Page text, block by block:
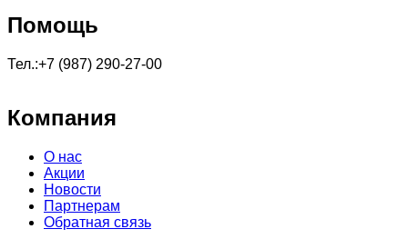
Помощь
Тел.:+7 (987) 290-27-00
Компания
О нас
Акции
Новости
Партнерам
Обратная связь